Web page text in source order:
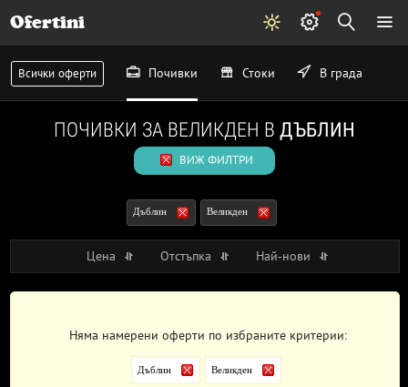
Ofertini
Всички оферти Почивки Стоки В града
ПОЧИВКИ ЗА ВЕЛИКДЕН В ДЪБЛИН
ВИЖ ФИЛТРИ
Дъблин Великден
Цена Отстъпка Най-нови
Няма намерени оферти по избраните критерии:
Дъблин Великден